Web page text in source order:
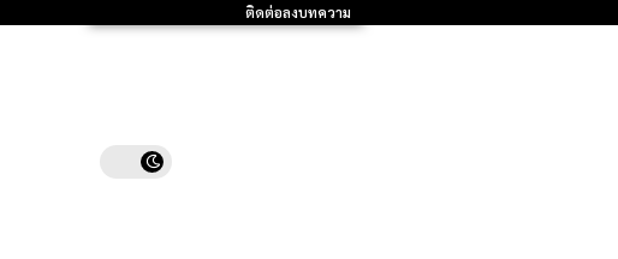
ติดต่อลงบทความ